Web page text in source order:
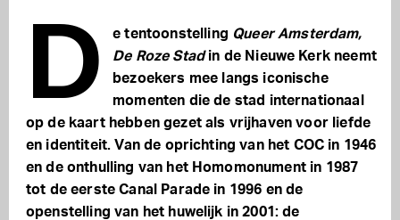
D e tentoonstelling Queer Amsterdam,
De Roze Stadin de Nieuwe Kerk neemt
bezoekers mee langs iconische
momenten die de stad internationaal
op de kaart hebben gezet als vrijhaven voor liefde
en identiteit. Van de oprichting van het COC in 1946
en de onthulling van het Homomonument in 1987
tot de eerste Canal Parade in 1996 en de
openstelling van het huwelijk in 2001: de